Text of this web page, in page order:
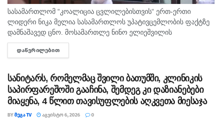
სასამართლომ “კოალიცია ცვლილებისთვის“ ერთ-ერთი
ლიდერი ნიკა მელია სასამართლოს უპატივცემლობის ფაქტზე
დამნაშავედ ცნო. მოსამართლე ნინო ელიეშვილის
გადაწყვეტილებით, ნიკა მელიას 1 წლით და 6 თვით
თავისუფლების აღკვეთა მიესაჯა, თუმცა აღნიშნულმა
ᲓᲐᲬᲕᲠᲘᲚᲔᲑᲘᲗ
სანიტარს, რომელმაც შვილი ბათუმში, კლინიკის
საპირფარეშოში გააჩინა, შემდეგ კი დაზიანებები
მიაყენა, 4 წლით თავისუფლების აღკვეთა მიესაჯა
BYᲛᲔᲒᲐ TV ᲐᲒᲕᲘᲡᲢᲝ 6, 2026 0